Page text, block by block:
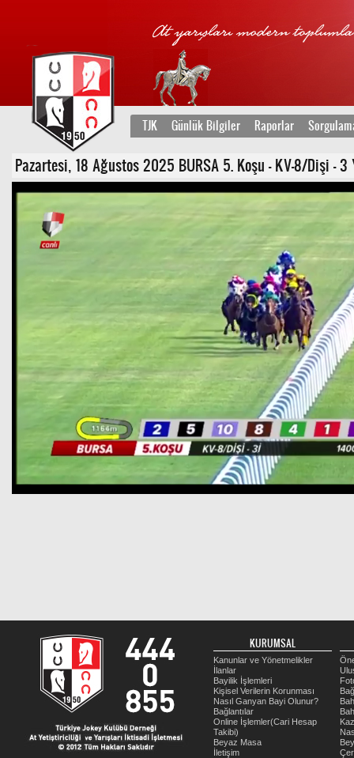
TJK Günlük Bilgiler Raporlar
Pazartesi, 18 Ağustos 2025 BURSA 5. Koşu - KV-8/Dişi - 3
KURUMSAL
Kanunlar ve Yönetmelikler
İlanlar
Bayilik İşlemleri
Kişisel Verilerin Korunması
Nasıl Ganyan Bayi Olunur?
Bağlantılar
Online İşlemler(Cari Hesap
Takibi)
Beyaz Masa
İletişim